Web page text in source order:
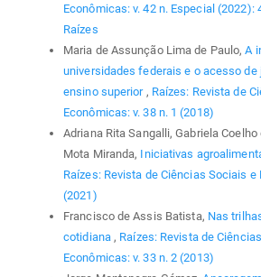
Econômicas: v. 42 n. Especial (2022):
Raízes
Maria de Assunção Lima de Paulo,A
universidades federais e o acesso de
ensino superior , Raízes: Revista de
Econômicas: v. 38 n. 1 (2018)
Adriana Rita Sangalli, Gabriela Coelho
Mota Miranda, Iniciativas
Raízes: Revista de Ciências Sociais e
(2021)
Francisco de Assis Batista, Nas
cotidiana , Raízes: Revista de
Econômicas: v. 33 n. 2 (2013)